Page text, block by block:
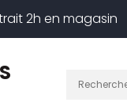
2h en magasin